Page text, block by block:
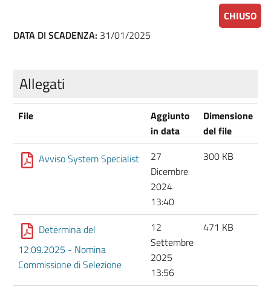
CHIUSO
DATA DI SCADENZA: 31/01/2025
Allegati
File
Aggiunto
in data
Dimensione
del file
Avviso System Specialist
27
Dicembre
2024
13:40
300 KB
Determina del
12.09.2025 - Nomina
Commissione di Selezione
12
Settembre
2025
13:56
471 KB